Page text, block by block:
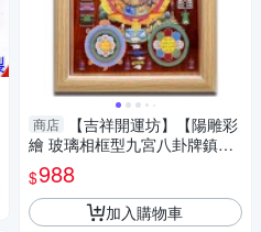
商店
【吉祥開運坊】【陽雕彩
繪 玻璃相框型九宮八卦牌鎮宅
保平安 轉禍為福】開光 擇日
$988
加入購物車